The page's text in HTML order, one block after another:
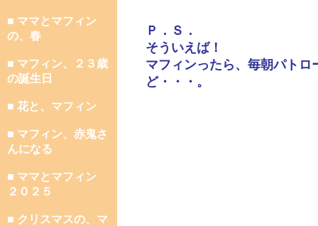
■ ママとマフィン
の、春
■ マフィン、２３歳
の誕生日
■ 花と、マフィン
■ マフィン、赤鬼さ
んになる
■ ママとマフィン
２０２５
■ クリスマスの、マ
Ｐ．Ｓ．
そういえば！
マフィンったら、毎朝パト
ど・・・。